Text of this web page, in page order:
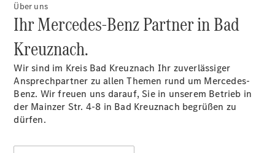
Über uns
Ihr Mercedes-Benz Partner in Bad
Kreuznach.
Wir sind im Kreis Bad Kreuznach Ihr zuverlässiger
Ansprechpartner zu allen Themen rund um Mercedes-
Benz. Wir freuen uns darauf, Sie in unserem Betrieb in
der Mainzer Str. 4-8 in Bad Kreuznach begrüßen zu
dürfen.